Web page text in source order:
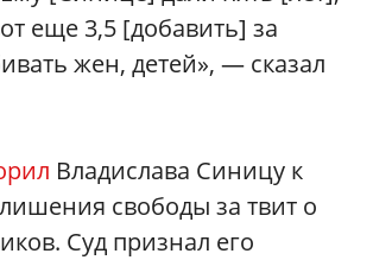
еще 3,5 [добавить] за
жен, детей», — сказал
Владислава Синицу к
свободы за твит о
Суд признал его